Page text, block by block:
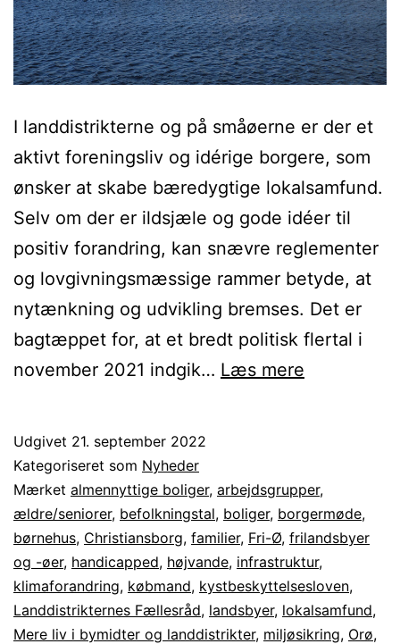
I landdistrikterne og på småøerne er der et
aktivt foreningsliv og idérige borgere, som
ønsker at skabe bæredygtige lokalsamfund.
Selv om der er ildsjæle og gode idéer til
positiv forandring, kan snævre reglementer
og lovgivningsmæssige rammer betyde, at
nytænkning og udvikling bremses. Det er
bagtæppet for, at et bredt politisk flertal i
november 2021 indgik… Læs mere
hvad
betyder
det
Udgivet 21. september 2022
Kategoriseret som Nyheder
Mærket almennyttige boliger, arbejdsgrupper,
ældre/seniorer, befolkningstal, boliger, borgermøde,
børnehus, Christiansborg, familier, Fri-Ø, frilandsbyer
og -øer, handicapped, højvande, infrastruktur,
klimaforandring, købmand, kystbeskyttelsesloven,
Landdistrikternes Fællesråd, landsbyer, lokalsamfund,
Mere liv i bymidter og landdistrikter, miljøsikring, Orø,